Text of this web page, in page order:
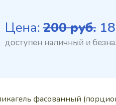
Цена: 200руб.
фасованный